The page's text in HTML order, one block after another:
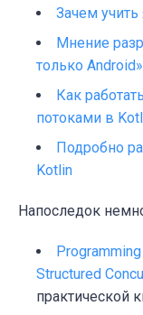
Зачем
Мнение
только Android»
Как
потоками в
Подробно
Kotlin
Напоследок
Structured
практической